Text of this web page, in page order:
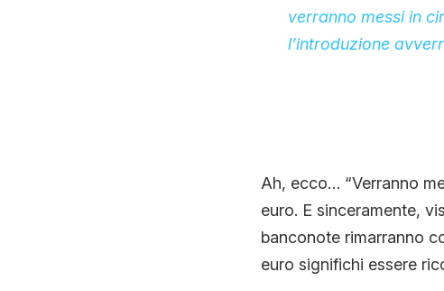
verranno messi in
l’introduzione
Ah, ecco… “Verranno
euro. E sinceramente,
banconote rimarranno
euro significhi essere